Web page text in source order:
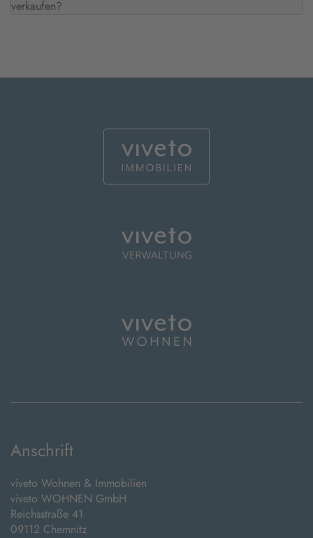
verkaufen?
Anschrift
viveto Wohnen & Immobilien
viveto WOHNEN GmbH
Reichsstraße 41
09112 Chemnitz